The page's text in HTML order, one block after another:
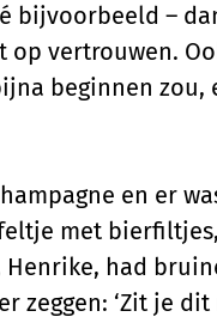
bijvoorbeeld –
op vertrouwen.
beginnen zou,
en er
met
had
zeggen: ‘Zit je